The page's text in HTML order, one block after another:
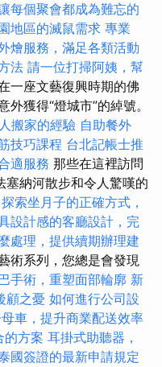
每個聚會都成為難忘的
地區的滅鼠需求 專業
燴服務，滿足各類活動
法 請一位打掃阿姨，幫
一座文藝復興時期的佛
獲得“燈城市”的綽號。
搬家的經驗 自助餐外
技巧課程 台北記帳士推
適服務 那些在這裡訪問
塞納河散步和令人驚嘆的
探索坐月子的正確方式，
設計感的客廳設計，完
處理，提供續期辦理建
術系列，您總是會發現
手術，重塑面部輪廓 新
顧之憂 如何進行公司設
車，提升商業配送效率
方案 耳掛式助聽器，
國簽證的最新申請規定